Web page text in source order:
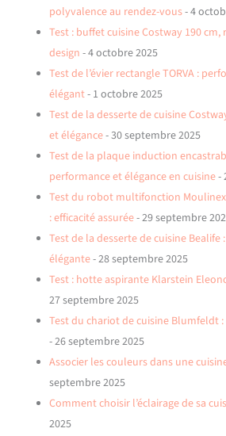
polyvalence au rendez-vous- 4
Test : buffet cuisine Costway 190
design - 4 octobre 2025
Test de l’évier rectangle TORVA :
élégant- 1 octobre 2025
Test de la desserte de cuisine
et élégance- 30 septembre 2025
Test de la plaque induction
performance et élégance en cuisine-
Test du robot multifonction
: efficacité assurée- 29 septembre
Test de la desserte de cuisine Bealife
élégante- 28 septembre 2025
Test : hotte aspirante Klarstein
27 septembre 2025
Test du chariot de cuisine Blumfeldt
- 26 septembre 2025
Associer les couleurs dans une
septembre 2025
Comment choisir l’éclairage de sa
2025